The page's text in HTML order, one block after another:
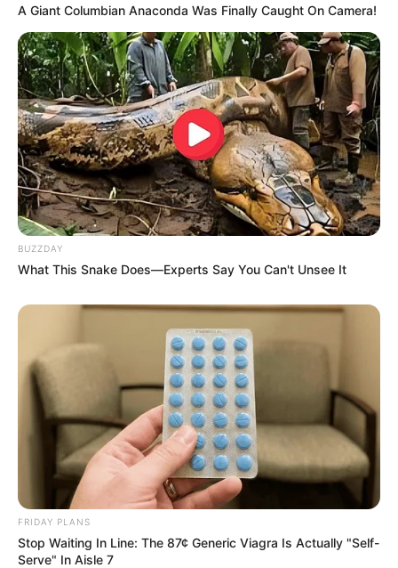
A Giant Columbian Anaconda Was Finally Caught On Camera!
BUZZDAY
What This Snake Does—Experts Say You Can't Unsee It
FRIDAY PLANS
Stop Waiting In Line: The 87¢ Generic Viagra Is Actually "Self-
Serve" In Aisle 7